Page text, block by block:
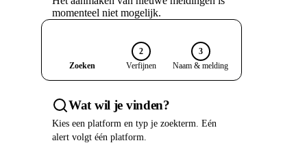
momenteel niet mogelijk.
Zoeken
2
Verfijnen
3
Naam & melding
Wat wil je vinden?
Kies een platform en typ je zoekterm. Eén
alert volgt één platform.